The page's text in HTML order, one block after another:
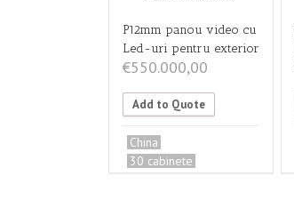
P12mm panou video cu
Led-uri pentru exterior
€550.000,00
Add to Quote
China
30 cabinete